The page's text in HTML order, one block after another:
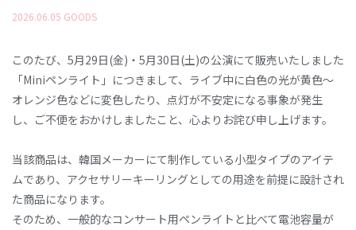
2026.06.05 GOODS
このたび、5月29日(金)・5月30日(土)の公演にて販売いたしました
「Miniペンライト」につきまして、ライブ中に白色の光が黄色〜
オレンジ色などに変色したり、点灯が不安定になる事象が発生
し、ご不便をおかけしましたこと、心よりお詫び申し上げます。
当該商品は、韓国メーカーにて制作している小型タイプのアイテ
ムであり、アクセサリーキーリングとしての用途を前提に設計され
た商品になります。
そのため、一般的なコンサート用ペンライトと比べて電池容量が